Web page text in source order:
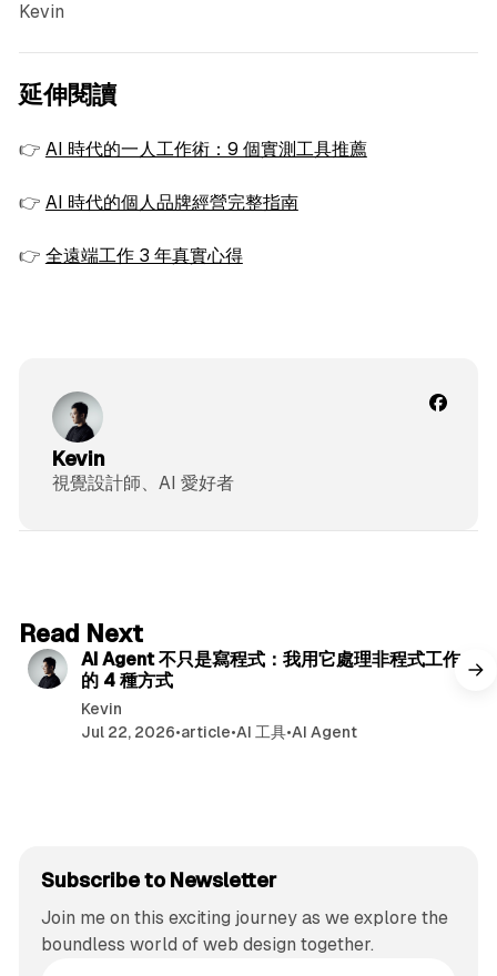
Kevin
延伸閱讀
👉 AI 時代的一人工作術：9 個實測工具推薦
👉 AI 時代的個人品牌經營完整指南
👉 全遠端工作 3 年真實心得
Kevin
視覺設計師、AI 愛好者
Read Next
AI Agent 不只是寫程式：我用它處理非程式工作
的 4 種方式
Kevin
Jul 22, 2026•article•AI 工具•AI Agent
Subscribe to Newsletter
Join me on this exciting journey as we explore the
boundless world of web design together.